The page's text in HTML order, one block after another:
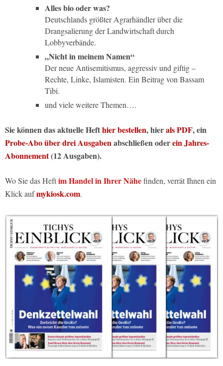
Alles bio oder was?
Deutschlands größter Agrarhändler über die
Drangsalierung der Landwirtschaft durch
Lobbyverbände.
„Nicht in meinem Namen“
Der neue Antisemitismus, aggressiv und giftig –
Rechte, Linke, Islamisten. Ein Beitrag von Bassam
Tibi.
und viele weitere Themen….
Sie können das aktuelle Hefthier bestellen, hierals PDF, ein
Probe-Abo über drei Ausgabenabschließen oderein Jahres-
Abonnement(12 Ausgaben).
Wo Sie das Heftim Handel in Ihrer Nähefinden, verrät Ihnen ein
Klick aufmykiosk.com.